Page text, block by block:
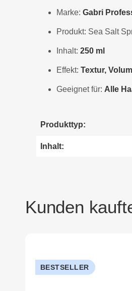
Marke: Gabri
Produkt: Sea Salt
Inhalt: 250 ml
Effekt: Textur,
Geeignet für: Alle
Produkttyp:
Inhalt:
Kunden
BESTSELLER